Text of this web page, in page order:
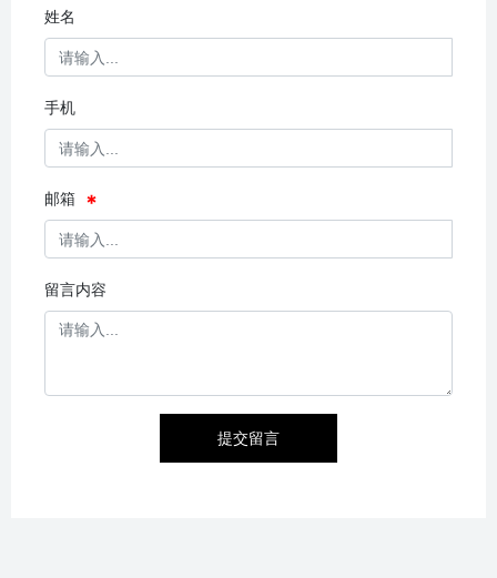
姓名
手机
邮箱
留言内容
提交留言